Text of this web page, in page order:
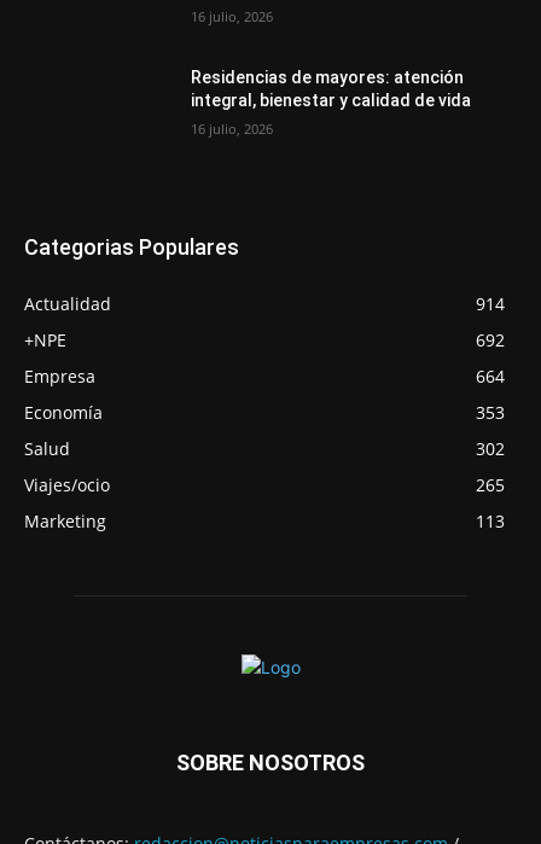
16 julio, 2026
Residencias de mayores: atención
integral, bienestar y calidad de vida
16 julio, 2026
Categorias Populares
Actualidad
914
+NPE
692
Empresa
664
Economía
353
Salud
302
Viajes/ocio
265
Marketing
113
SOBRE NOSOTROS